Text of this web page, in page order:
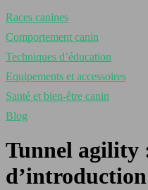
Races canines
Comportement canin
Techniques d’éducation
Equipements et accessoires
Santé et bien-être canin
Blog
Tunnel agility